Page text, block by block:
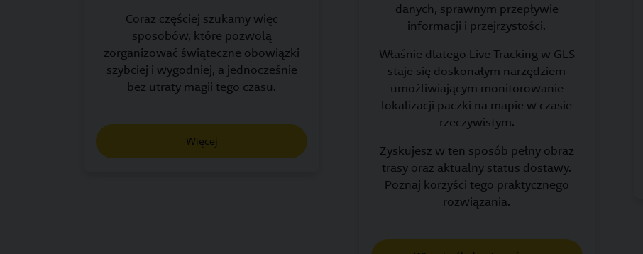
Coraz częściej szukamy więc
sposobów, które pozwolą
zorganizować świąteczne obowiązki
szybciej i wygodniej, a jednocześnie
bez utraty magii tego czasu.
Więcej
danych, sprawnym przepływie
informacji i przejrzystości.
Właśnie dlatego Live Tracking w GLS
staje się doskonałym narzędziem
umożliwiającym monitorowanie
lokalizacji paczki na mapie w czasie
rzeczywistym.
Zyskujesz w ten sposób pełny obraz
trasy oraz aktualny status dostawy.
Poznaj korzyści tego praktycznego
rozwiązania.